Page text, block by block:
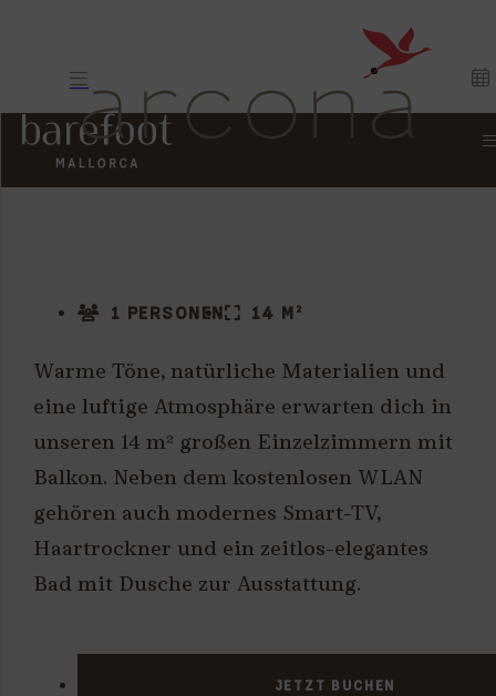
1 PERSONEN 14 M²
Warme Töne, natürliche Materialien und
eine luftige Atmosphäre erwarten dich in
unseren 14 m² großen Einzelzimmern mit
Balkon. Neben dem kostenlosen WLAN
gehören auch modernes Smart-TV,
Haartrockner und ein zeitlos-elegantes
Bad mit Dusche zur Ausstattung.
JETZT BUCHEN